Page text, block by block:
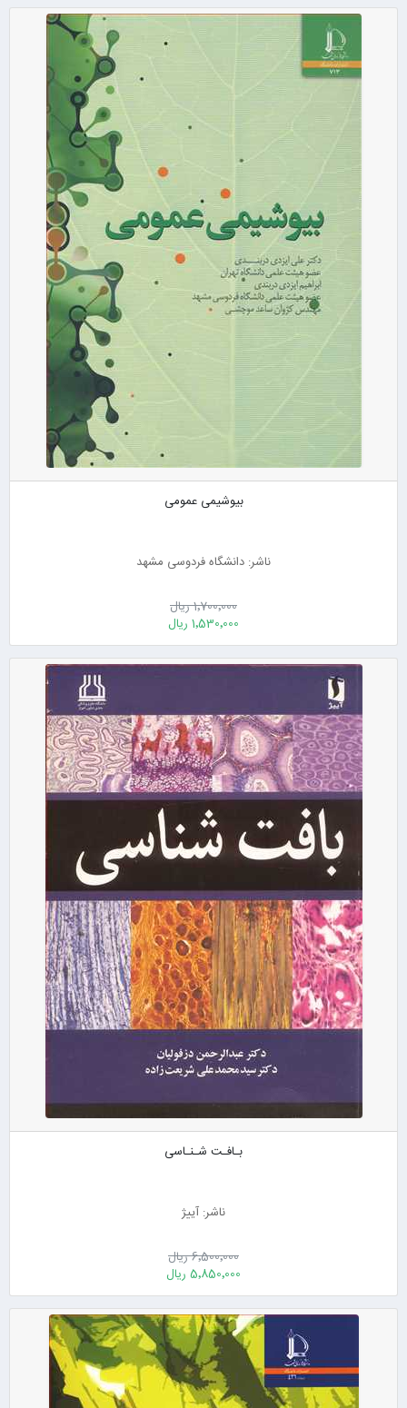
بیوشیمی عمومی
ناشر: دانشگاه فردوسی مشهد
1٬700٬000 ریال
1٬530٬000 ریال
بـافـت شـنـاسی
ناشر: آییژ
6٬500٬000 ریال
5٬850٬000 ریال